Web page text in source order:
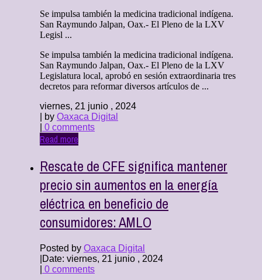
Se impulsa también la medicina tradicional indígena.
San Raymundo Jalpan, Oax.- El Pleno de la LXV
Legisl ...
Se impulsa también la medicina tradicional indígena.
San Raymundo Jalpan, Oax.- El Pleno de la LXV
Legislatura local, aprobó en sesión extraordinaria tres
decretos para reformar diversos artículos de ...
viernes, 21 junio , 2024
| by Oaxaca Digital
0 comments
Read more
Rescate de CFE significa mantener
precio sin aumentos en la energía
eléctrica en beneficio de
consumidores: AMLO
Posted by Oaxaca Digital
Date: viernes, 21 junio , 2024
0 comments